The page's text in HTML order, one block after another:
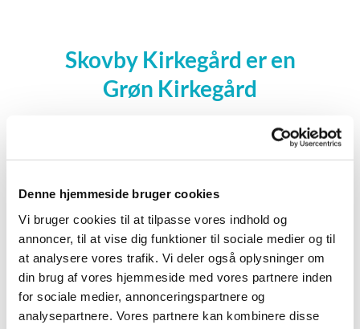
Denne hjemmeside bruger cookies
Vi bruger cookies til at tilpasse vores indhold og
annoncer, til at vise dig funktioner til sociale medier og til
at analysere vores trafik. Vi deler også oplysninger om
din brug af vores hjemmeside med vores partnere inden
for sociale medier, annonceringspartnere og
analysepartnere. Vores partnere kan kombinere disse
Skovby Kirkegård er en
Grøn Kirkegård
Kirkegård.
Det er den folkekirkelige organisation Kirkefondet,
der har oprettet ordningen. Betingelsen for at blive
optaget er, at vi opfylder en række kriterier, som alle
drejer sig om bæredygtighed og grøn omstilling.
I 2018 gennemgik kirkegården en større
renovering. Vi fik bl.a. meget mere græs. Græs er
god til at opsuge CO2. Så på den måde bidrager vi